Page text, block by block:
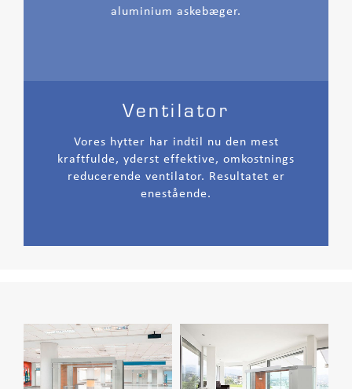
aluminium askebæger.
Ventilator
Vores hytter har indtil nu den mest
kraftfulde, yderst effektive, omkostnings
reducerende ventilator. Resultatet er
enestående.